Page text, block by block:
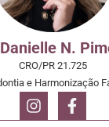
N.
CRO/PR 21.725
e Harmonização